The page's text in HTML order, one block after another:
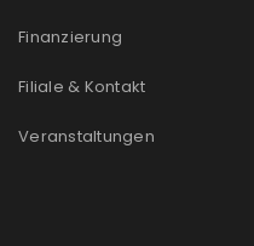
Finanzierung
Filiale & Kontakt
Veranstaltungen